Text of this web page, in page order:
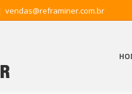
vendas@reframiner.com.br